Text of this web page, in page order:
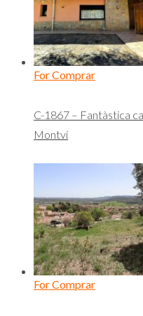
For Comprar
C-1867 – Fantàstica
Montví
For Comprar